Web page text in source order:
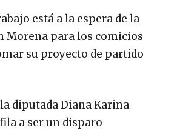
está a la espera de la
Morena para los comicios
su proyecto de partido
diputada Diana Karina
a ser un disparo